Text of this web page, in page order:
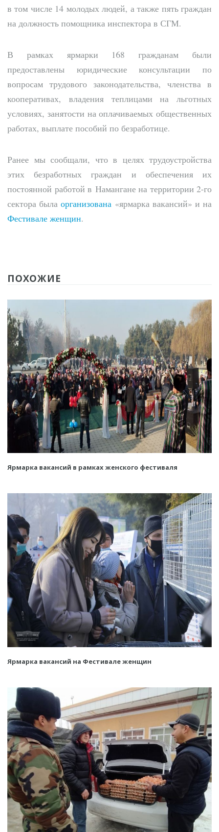
в том числе 14 молодых людей, а также пять граждан
на должность помощника инспектора в СГМ.
В рамках ярмарки 168 гражданам были
предоставлены юридические консультации по
вопросам трудового законодательства, членства в
кооперативах, владения теплицами на льготных
условиях, занятости на оплачиваемых общественных
работах, выплате пособий по безработице.
Ранее мы сообщали, что в целях трудоустройства
этих безработных граждан и обеспечения их
постоянной работой в Намангане на территории 2-го
сектора былаорганизована «ярмарка вакансий» и на
Фестивале женщин.
ПОХОЖИЕ
Ярмарка вакансий в рамках женского фестиваля
Ярмарка вакансий на Фестивале женщин